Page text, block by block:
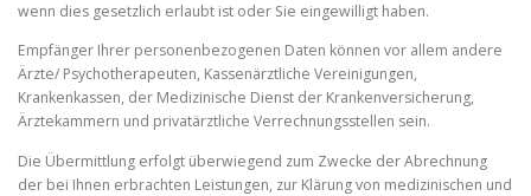
wenn dies gesetzlich erlaubt ist oder Sie eingewilligt haben.
Empfänger Ihrer personenbezogenen Daten können vor allem andere
Ärzte/ Psychotherapeuten, Kassenärztliche Vereinigungen,
Krankenkassen, der Medizinische Dienst der Krankenversicherung,
Ärztekammern und privatärztliche Verrechnungsstellen sein.
Die Übermittlung erfolgt überwiegend zum Zwecke der Abrechnung
der bei Ihnen erbrachten Leistungen, zur Klärung von medizinischen und